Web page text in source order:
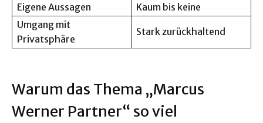
Eigene Aussagen
Kaum bis keine
Umgang mit
Privatsphäre
Stark zurückhaltend
Warum das Thema „Marcus
Werner Partner“ so viel